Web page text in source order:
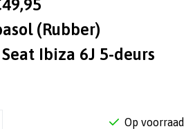
(Rubber)
Ibiza 6J 5-deurs
Op voorraad